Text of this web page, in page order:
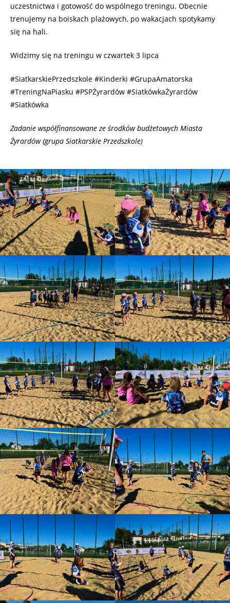
uczestnictwa i gotowość do wspólnego treningu. Obecnie
trenujemy na boiskach plażowych, po wakacjach spotykamy
się na hali.
Widzimy się na treningu w czwartek 3 lipca
#SiatkarskiePrzedszkole #Kinderki #GrupaAmatorska
#TreningNaPiasku #PSPŻyrardów #SiatkówkaŻyrardów
#Siatkówka
Zadanie współfinansowane ze środków budżetowych Miasta
Żyrardów (grupa Siatkarskie Przedszkole)